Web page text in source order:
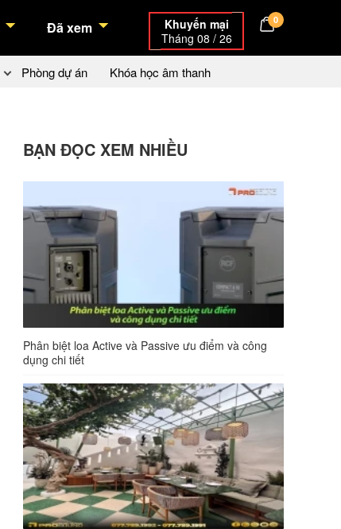
Đã xem
Khuyến mại
Tháng 08 / 26
0
Phòng dự án Khóa học âm thanh
BẠN ĐỌC XEM NHIỀU
Phân biệt loa Active và Passive ưu điểm và công
dụng chi tiết